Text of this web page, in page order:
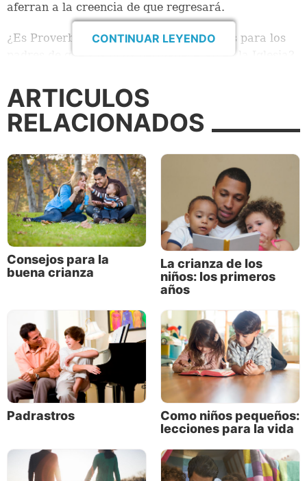
aferran a la creencia de que regresará.
¿Es Proverbios 22:6 una garantía de Dios para los
padres de que sus hijos permanecerán en la Iglesia?
comentaristas, consejeros y oradores modernos
explican este versículo como una garantía? Sí, lo
hacen. Pero, lamentablemente, esto es un
Las promesas de Dios incluyen numerosos beneficios
por obedecer su camino de vida. Pero no incluyen
una garantía para los padres de que los hijos
criados fielmente mantendrán la fe como adultos.
Estilos de aprendizaje interpretados en el
versículo
CONTINUAR LEYENDO
ARTICULOS
RELACIONADOS
Consejos para la
buena crianza
La crianza de los
niños: los primeros
años
Padrastros
Como niños pequeños:
lecciones para la vida